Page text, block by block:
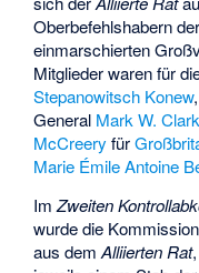
Oberbefehlshabern
einmarschierten
Mitglieder waren für
Stepanowitsch Konew
General Mark W. Clark
McCreery für
Marie Émile Antoine
ImZweiten
wurde die
aus demAlliierten Rat